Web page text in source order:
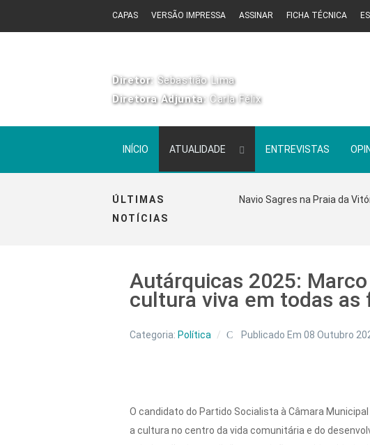
CAPAS VERSÃO IMPRESSA ASSINAR FICHA TÉCNICA
Diretor: Sebastião Lima
Diretora Adjunta:Carla Félix
INÍCIO ATUALIDADE ENTREVISTAS
ÚLTIMAS
NOTÍCIAS
Navio Sagres na Praia da
Autárquicas 2025:
cultura viva em todas as
Categoria: Política Publicado Em 08 Outubro
O candidato do Partido Socialista à Câmara
a cultura no centro da vida comunitária e do